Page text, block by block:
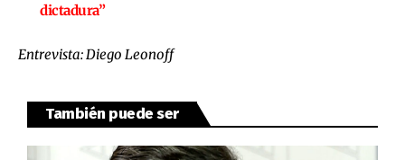
dictadura”
Entrevista: Diego Leonoff
También puede ser